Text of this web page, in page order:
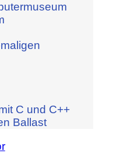
C und C++
Ballast